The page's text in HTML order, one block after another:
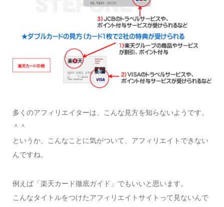
多くのアフィリエイターは、こんな見方を知らないようです。
＾＾
というか、こんなことに気がついて、アフィリエイトできない
んですね。
例えば「楽天カード徹底ガイド」でもいいと思います。
こんなタイトルをつけたアフィリエイトサイトって見ないんで